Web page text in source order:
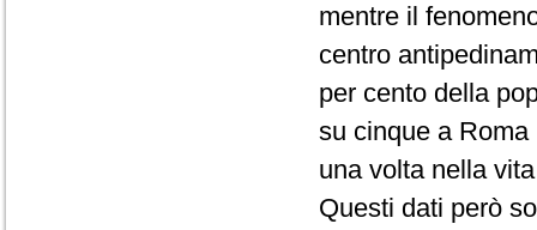
mentre il
centro
per cento della
su cinque a
una volta nella
Questi dati però